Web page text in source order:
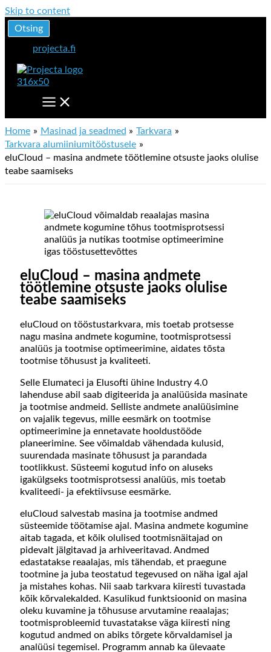
Skip to content
Otsing
projecta.fi
Home Masinad ja seadmed
Tarkvara
Tarkvara alumiiniumitööstusele
eluCloud – masina andmete töötlemine otsuste jaoks olulise
teabe saamiseks
eluCloud – masina andmete
töötlemine otsuste jaoks olulise
teabe saamiseks
eluCloud on tööstustarkvara, mis toetab protsesse
nagu masina andmete kogumine, tootmisprotsessi
analüüs ja tootmise optimeerimine, aidates tõsta
tootmise tõhusust ja kvaliteeti.
Selle Elumateci ja Elusofti ühine Industry 4.0
lahenduse abil saab digiteerida ja analüüsida masinate
ja tootmise andmeid. Selliste andmete analüüsimine
on vajalik tegevus, mille eesmärk on tootmise
optimeerimine ja ennetavate hooldustööde
planeerimine. See võimaldab vähendada kulusid,
suurendada masinate tõhusust ja parandada
tootlikkust. Süsteemi kogutud info on aluseks
igakülgseks tootmisprotsessi analüüs, mis toetab
kvaliteedi- ja efektiivsuse eesmärke.
eluCloud salvestab masina ja tootmise andmed
süsteemide töötamise ajal. Masina andmete kogumine
aitab tagada, et kõik olulised tootmisnäitajad on
pidevalt jälgitavad ja arhiveeritavad. Andmed
edastatakse reaalajas, mis tähendab, et praegune
tootmine ja juba teostatud tegevused on näha igal ajal
ja mistahes kohas. Nii saab tarkvara kiiresti tuvastada
kõik kõrvalekalded. Kasulikud funktsioonid on masina
oleku kuvamine ja tõhususe arvutamine reaalajas;
tootmisprobleemid tuvastatakse väga kiiresti ning
kogutud andmed on abiks tõrgete kõrvaldamisel ja
analüüsi tegemisel. Programm annab ka ülevaate